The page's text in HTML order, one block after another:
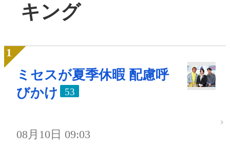
キング
ミセスが夏季休暇 配慮呼
びかけ
53
08月10日 09:03